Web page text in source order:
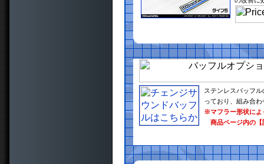
ステンレスバッフ
っており、組み合
※マフラー形状によ
商品ページ内の【